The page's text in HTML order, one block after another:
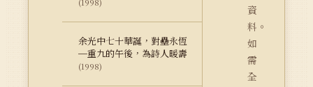
(1998)
余光中七十華誕，對壘永恆
─重九的午後，為詩人暖壽
(1998)
資
料。
如
需
全